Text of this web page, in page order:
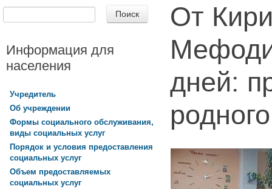
От
дней:
Информация для
населения
Учредитель
Об учреждении
Формы социального обслуживания,
виды социальных услуг
Порядок и условия предоставления
социальных услуг
Объем предоставляемых
социальных услуг